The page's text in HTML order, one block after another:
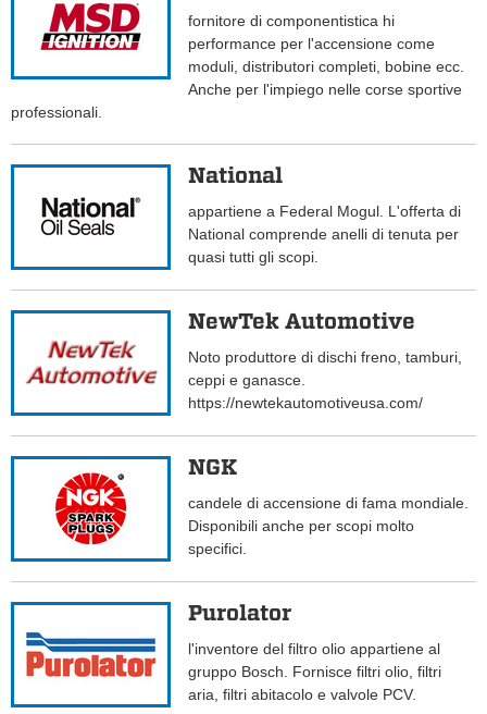
fornitore di componentistica hi
performance per l'accensione come
moduli, distributori completi, bobine ecc.
Anche per l'impiego nelle corse sportive
professionali.
National
appartiene a Federal Mogul. L'offerta di
National comprende anelli di tenuta per
quasi tutti gli scopi.
NewTek Automotive
Noto produttore di dischi freno, tamburi,
ceppi e ganasce.
https://newtekautomotiveusa.com/
NGK
candele di accensione di fama mondiale.
Disponibili anche per scopi molto
specifici.
Purolator
l'inventore del filtro olio appartiene al
gruppo Bosch. Fornisce filtri olio, filtri
aria, filtri abitacolo e valvole PCV.